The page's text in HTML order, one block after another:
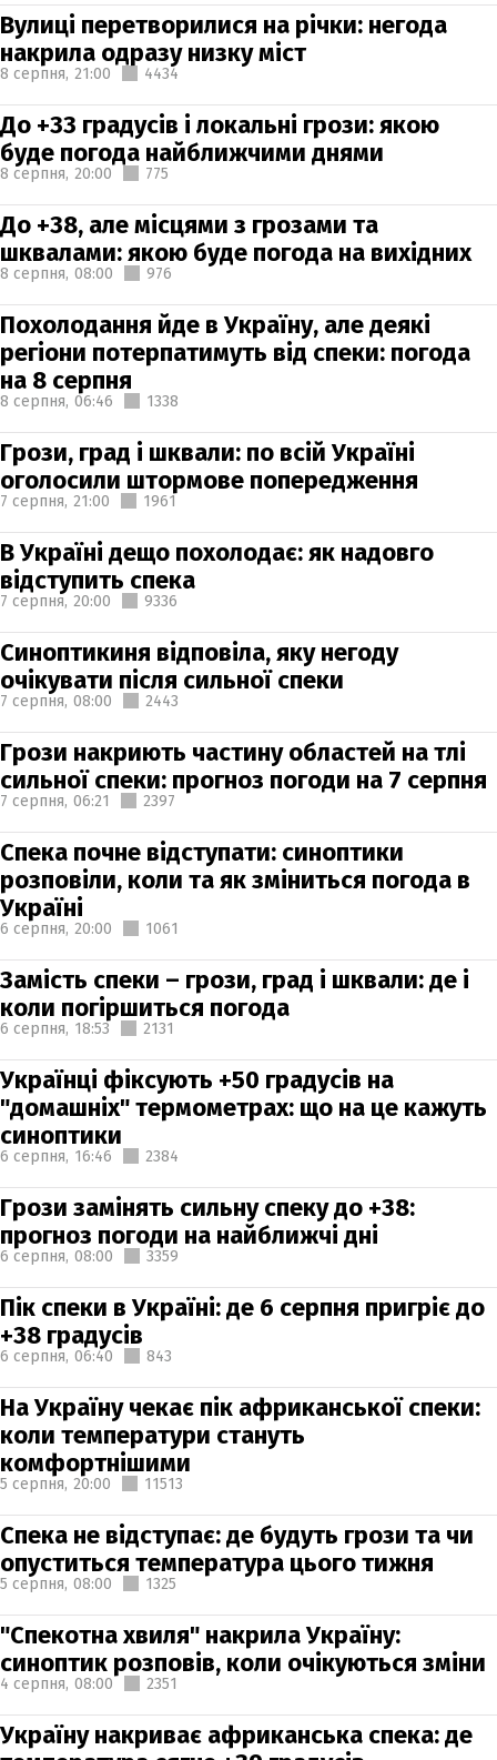
Вулиці перетворилися на річки: негода
накрила одразу низку міст
8 серпня, 21:00 4434
До +33 градусів і локальні грози: якою
буде погода найближчими днями
8 серпня, 20:00 775
До +38, але місцями з грозами та
шквалами: якою буде погода на вихідних
8 серпня, 08:00 976
Похолодання йде в Україну, але деякі
регіони потерпатимуть від спеки: погода
на 8 серпня
8 серпня, 06:46 1338
Грози, град і шквали: по всій Україні
оголосили штормове попередження
7 серпня, 21:00 1961
В Україні дещо похолодає: як надовго
відступить спека
7 серпня, 20:00 9336
Синоптикиня відповіла, яку негоду
очікувати після сильної спеки
7 серпня, 08:00 2443
Грози накриють частину областей на тлі
сильної спеки: прогноз погоди на 7 серпня
7 серпня, 06:21 2397
Спека почне відступати: синоптики
розповіли, коли та як зміниться погода в
Україні
6 серпня, 20:00 1061
Замість спеки – грози, град і шквали: де і
коли погіршиться погода
6 серпня, 18:53 2131
Українці фіксують +50 градусів на
"домашніх" термометрах: що на це кажуть
синоптики
6 серпня, 16:46 2384
Грози замінять сильну спеку до +38:
прогноз погоди на найближчі дні
6 серпня, 08:00 3359
Пік спеки в Україні: де 6 серпня пригріє до
+38 градусів
6 серпня, 06:40 843
На Україну чекає пік африканської спеки:
коли температури стануть
комфортнішими
5 серпня, 20:00 11513
Спека не відступає: де будуть грози та чи
опуститься температура цього тижня
5 серпня, 08:00 1325
"Спекотна хвиля" накрила Україну:
синоптик розповів, коли очікуються зміни
4 серпня, 08:00 2351
Україну накриває африканська спека: де